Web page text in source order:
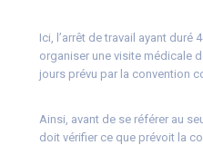
Ici, l’arrêt de travail ayant duré
organiser une visite médicale
jours prévu par la convention
Ainsi, avant de se référer au
doit vérifier ce que prévoit la